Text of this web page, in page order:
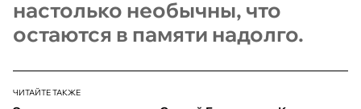
настолько необычны, что
остаются в памяти надолго.
ЧИТАЙТЕ ТАКЖЕ